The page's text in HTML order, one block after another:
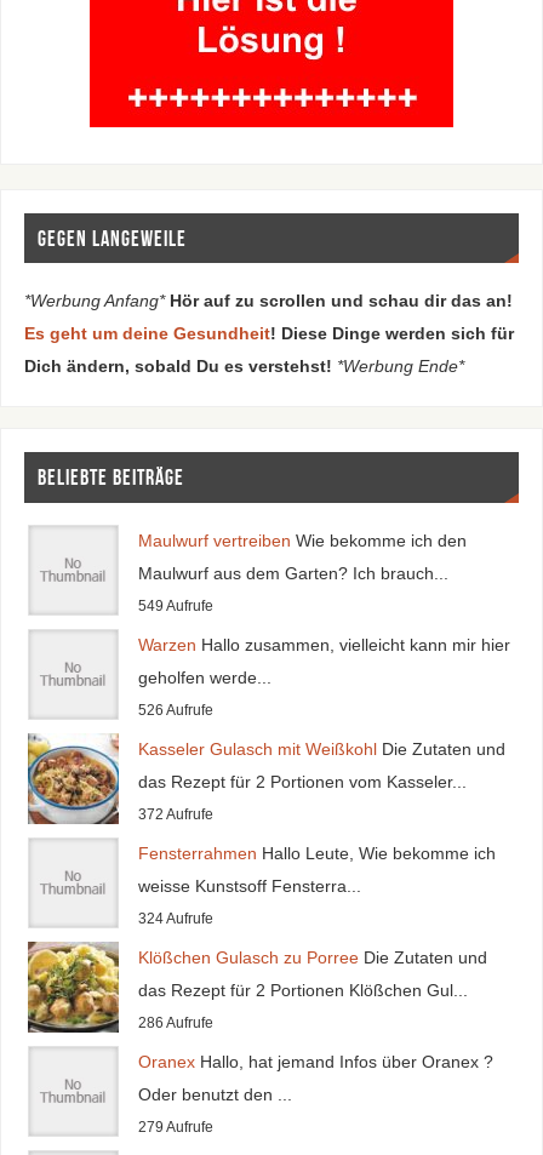
Gegen Langeweile
*Werbung Anfang* Hör auf zu scrollen und schau dir das an!
Es geht um deine Gesundheit! Diese Dinge werden sich für
Dich ändern, sobald Du es verstehst! *Werbung Ende*
Beliebte Beiträge
Maulwurf vertreiben Wie bekomme ich den
Maulwurf aus dem Garten? Ich brauch...
549 Aufrufe
Warzen Hallo zusammen, vielleicht kann mir hier
geholfen werde...
526 Aufrufe
Kasseler Gulasch mit Weißkohl Die Zutaten und
das Rezept für 2 Portionen vom Kasseler...
372 Aufrufe
Fensterrahmen Hallo Leute, Wie bekomme ich
weisse Kunstsoff Fensterra...
324 Aufrufe
Klößchen Gulasch zu Porree Die Zutaten und
das Rezept für 2 Portionen Klößchen Gul...
286 Aufrufe
Oranex Hallo, hat jemand Infos über Oranex ?
Oder benutzt den ...
279 Aufrufe